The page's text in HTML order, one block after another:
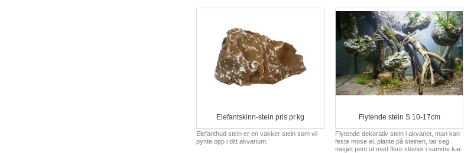
Elefantskinn-stein pris pr.kg
Elefanthud stein er en vakker stein som vil
pynte opp i ditt akvarium.
Flytende stein S 10-17cm
Flytende dekorativ stein i akvariet, man kan
feste mose el. plante på steinen, tar seg
meget pent ut med flere steiner i samme kar.